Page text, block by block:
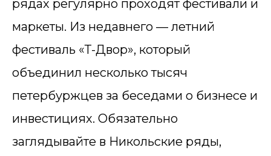
рядах регулярно проходят фестивали и
маркеты. Из недавнего — летний
фестиваль «Т-Двор», который
объединил несколько тысяч
петербуржцев за беседами о бизнесе и
инвестициях. Обязательно
заглядывайте в Никольские ряды,